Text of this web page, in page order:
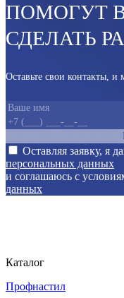
ПОМОГУТ
СДЕЛАТЬ
Оставьте свои контакты,
Оставляя заявку, я
персональных данных
и соглашаюсь с
данных
Каталог
Профнастил